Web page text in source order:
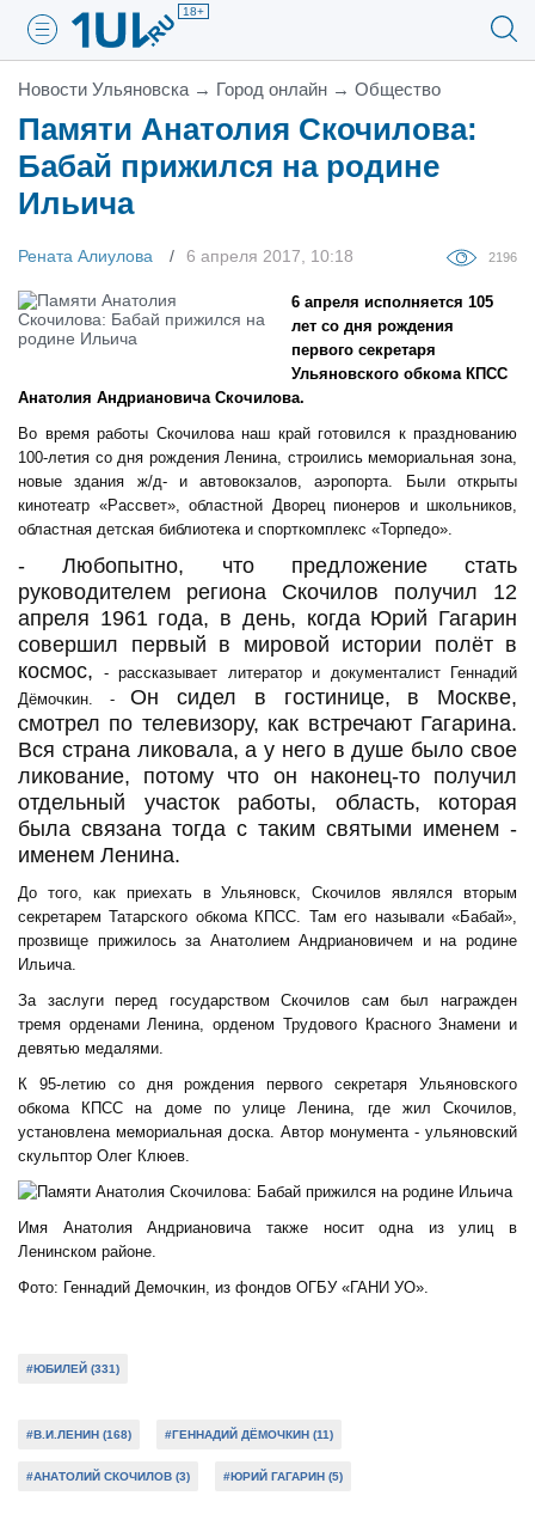
18+
Новости Ульяновска → Город онлайн → Общество
Памяти Анатолия Скочилова:
Бабай прижился на родине
Ильича
Рената Алиулова 6 апреля 2017, 10:18 2196
6 апреля исполняется 105
лет со дня рождения
первого секретаря
Ульяновского обкома КПСС
Анатолия Андриановича Скочилова.
Во время работы Скочилова наш край готовился к празднованию
100-летия со дня рождения Ленина, строились мемориальная зона,
новые здания ж/д- и автовокзалов, аэропорта. Были открыты
кинотеатр «Рассвет», областной Дворец пионеров и школьников,
областная детская библиотека и спорткомплекс «Торпедо».
- Любопытно, что предложение стать
руководителем региона Скочилов получил 12
апреля 1961 года, в день, когда Юрий Гагарин
совершил первый в мировой истории полёт в
космос, - рассказывает литератор и документалист Геннадий
Дёмочкин. -Он сидел в гостинице, в Москве,
смотрел по телевизору, как встречают Гагарина.
Вся страна ликовала, а у него в душе было свое
ликование, потому что он наконец-то получил
отдельный участок работы, область, которая
была связана тогда с таким святыми именем -
именем Ленина.
До того, как приехать в Ульяновск, Скочилов являлся вторым
секретарем Татарского обкома КПСС. Там его называли «Бабай»,
прозвище прижилось за Анатолием Андриановичем и на родине
Ильича.
За заслуги перед государством Скочилов сам был награжден
тремя орденами Ленина, орденом Трудового Красного Знамени и
девятью медалями.
К 95-летию со дня рождения первого секретаря Ульяновского
обкома КПСС на доме по улице Ленина, где жил Скочилов,
установлена мемориальная доска. Автор монумента - ульяновский
скульптор Олег Клюев.
Имя Анатолия Андриановича также носит одна из улиц в
Ленинском районе.
Фото: Геннадий Демочкин, из фондов ОГБУ «ГАНИ УО».
#ЮБИЛЕЙ (331)
#В.И.ЛЕНИН (168) #ГЕННАДИЙ ДЁМОЧКИН (11)
#АНАТОЛИЙ СКОЧИЛОВ (3) #ЮРИЙ ГАГАРИН (5)